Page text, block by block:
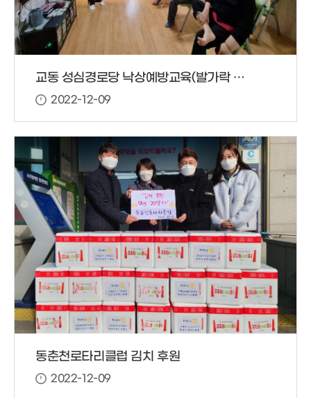
교동 성심경로당 낙상예방교육(발가락 운동) 진행
2022-12-09
동춘천로타리클럽 김치 후원
2022-12-09